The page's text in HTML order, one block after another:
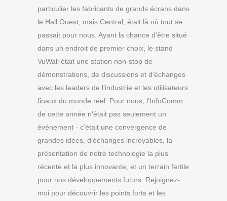
particulier les fabricants de grands écrans dans
le Hall Ouest, mais Central, était là où tout se
passait pour nous. Ayant la chance d'être situé
dans un endroit de premier choix, le stand
VuWall était une station non-stop de
démonstrations, de discussions et d'échanges
avec les leaders de l'industrie et les utilisateurs
finaux du monde réel. Pour nous, l'InfoComm
de cette année n'était pas seulement un
événement - c'était une convergence de
grandes idées, d'échanges incroyables, la
présentation de notre technologie la plus
récente et la plus innovante, et un terrain fertile
pour nos développements futurs. Rejoignez-
moi pour découvrir les points forts et les